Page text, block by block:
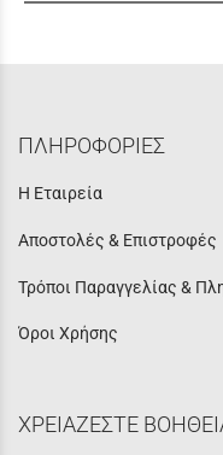
ΠΛΗΡΟΦΟΡΙΕΣ
Η Εταιρεία
Αποστολές & Επιστροφές
Τρόποι Παραγγελίας &
Όροι Χρήσης
ΧΡΕΙΑΖΕΣΤΕ